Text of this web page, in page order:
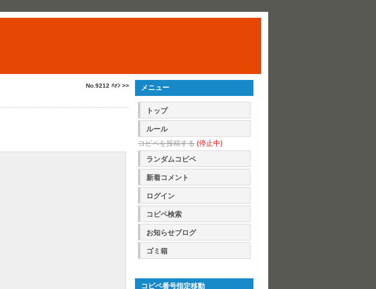
No.9212 ﾊｧﾝ >> メニュー
トップ
ルール
コピペを投稿する (停止中)
ランダムコピペ
新着コメント
ログイン
コピペ検索
お知らせブログ
ゴミ箱
コピペ番号指定移動